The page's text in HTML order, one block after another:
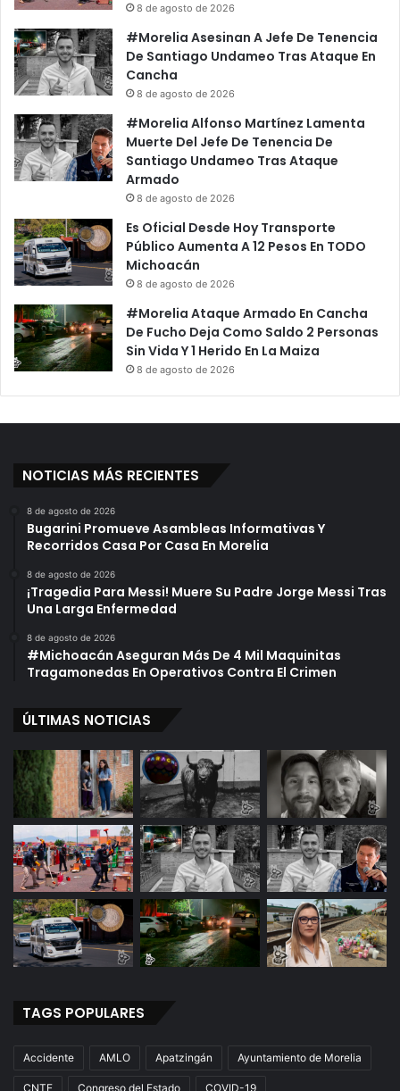
8 de agosto de 2026
#Morelia Asesinan A Jefe De Tenencia
De Santiago Undameo Tras Ataque En
Cancha
8 de agosto de 2026
#Morelia Alfonso Martínez Lamenta
Muerte Del Jefe De Tenencia De
Santiago Undameo Tras Ataque
Armado
8 de agosto de 2026
Es Oficial Desde Hoy Transporte
Público Aumenta A 12 Pesos En TODO
Michoacán
8 de agosto de 2026
#Morelia Ataque Armado En Cancha
De Fucho Deja Como Saldo 2 Personas
Sin Vida Y 1 Herido En La Maiza
8 de agosto de 2026
NOTICIAS MÁS RECIENTES
8 de agosto de 2026
Bugarini Promueve Asambleas Informativas Y
Recorridos Casa Por Casa En Morelia
8 de agosto de 2026
¡Tragedia Para Messi! Muere Su Padre Jorge Messi Tras
Una Larga Enfermedad
8 de agosto de 2026
#Michoacán Aseguran Más De 4 Mil Maquinitas
Tragamonedas En Operativos Contra El Crimen
ÚLTIMAS NOTICIAS
TAGS POPULARES
Accidente AMLO Apatzingán Ayuntamiento de Morelia
CNTE Congreso del Estado COVID-19